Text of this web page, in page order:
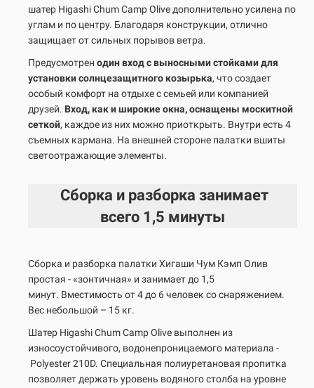
шатер Higashi Chum Camp Olive дополнительно усилена по
углам и по центру. Благодаря конструкции, отлично
защищает от сильных порывов ветра.
Предусмотрен один вход с выносными стойкамидля
установки солнцезащитного козырька, что создает
особый комфорт на отдыхе с семьей или компанией
друзей. Вход, как и широкие окна, оснащены москитной
сеткой, каждое из них можно приоткрыть. Внутри есть 4
съемных кармана. На внешней стороне палатки вшиты
светоотражающие элементы.
Сборка и разборка занимает
всего 1,5 минуты
Сборка и разборка палатки Хигаши Чум Кэмп Олив
простая - «зонтичная» и занимает до 1,5
минут. Вместимость от 4 до 6 человек со снаряжением.
Вес небольшой – 15 кг.
Шатер Higashi Chum Camp Olive выполнен из
износоустойчивого, водонепроницаемого материала -
Polyester 210D. Специальная полиуретановая пропитка
позволяет держать уровень водяного столба на уровне